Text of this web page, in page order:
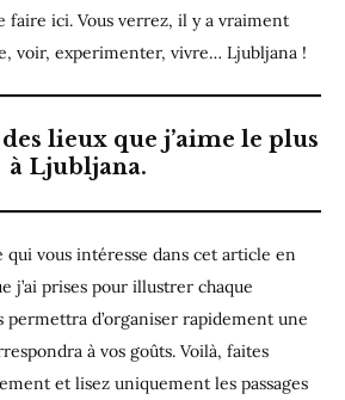
faire ici. Vous verrez, il y a vraiment
voir, experimenter, vivre… Ljubljana !
lieux que j’aime le plus
à Ljubljana.
qui vous intéresse dans cet article en
j’ai prises pour illustrer chaque
permettra d’organiser rapidement une
à vos goûts. Voilà, faites
et lisez uniquement les passages